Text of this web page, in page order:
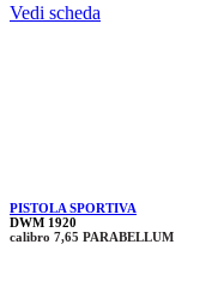
Vedi scheda
PISTOLA SPORTIVA
DWM 1920
calibro 7,65 PARABELLUM